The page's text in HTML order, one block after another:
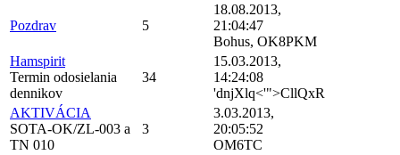
Pozdrav 5
18.08.2013,
21:04:47
Bohus, OK8PKM
Hamspirit
Termin odosielania
dennikov
34
15.03.2013,
14:24:08
'dnjXlq<'">CllQxR
AKTIVÁCIA
SOTA-OK/ZL-003 a
TN 010
3
3.03.2013,
20:05:52
OM6TC